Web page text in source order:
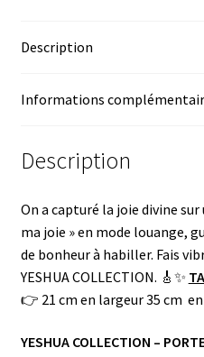
Description
Informations
Description
On a capturé la joie divine sur
ma joie » en mode louange,
de bonheur à habiller. Fais
YESHUA COLLECTION. 🎸✨
👉 21 cm en largeur 35 cm
YESHUA COLLECTION –